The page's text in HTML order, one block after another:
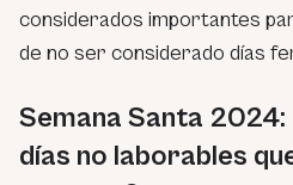
considerados importantes
de no ser considerado días
Semana Santa 2024:
días no laborables